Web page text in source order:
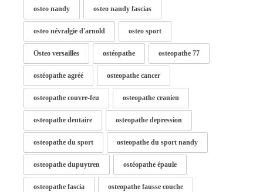
osteo nandy osteo nandy fascias
osteo névralgie d'arnold osteo sport
Osteo versailles ostéopathe osteopathe 77
ostéopathe agréé osteopathe cancer
osteopathe couvre-feu osteopathe cranien
osteopathe dentaire osteopathe depression
osteopathe du sport osteopathe du sport nandy
osteopathe dupuytren ostéopathe épaule
osteopathe fascia osteopathe fausse couche